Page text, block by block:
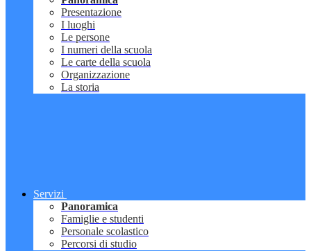
Presentazione
I luoghi
Le persone
I numeri della scuola
Le carte della scuola
Organizzazione
La storia
Servizi
Panoramica
Famiglie e studenti
Personale scolastico
Percorsi di studio